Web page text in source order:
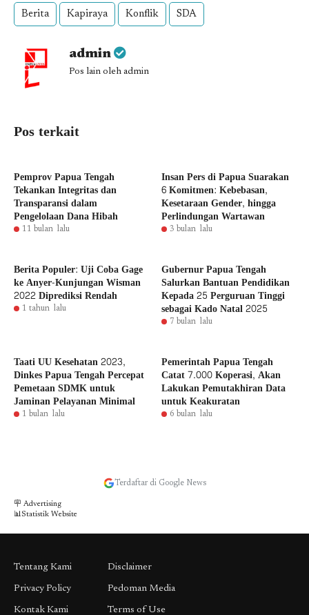
Berita Kapiraya Konflik SDA
admin
Pos lain oleh admin
Pos terkait
Pemprov Papua Tengah
Tekankan Integritas dan
Transparansi dalam
Pengelolaan Dana Hibah
11 bulan lalu
Insan Pers di Papua Suarakan
6 Komitmen: Kebebasan,
Kesetaraan Gender, hingga
Perlindungan Wartawan
3 bulan lalu
Berita Populer: Uji Coba Gage
ke Anyer-Kunjungan Wisman
2022 Diprediksi Rendah
1 tahun lalu
Gubernur Papua Tengah
Salurkan Bantuan Pendidikan
Kepada 25 Perguruan Tinggi
sebagai Kado Natal 2025
7 bulan lalu
Taati UU Kesehatan 2023,
Dinkes Papua Tengah Percepat
Pemetaan SDMK untuk
Jaminan Pelayanan Minimal
1 bulan lalu
Pemerintah Papua Tengah
Catat 7.000 Koperasi, Akan
Lakukan Pemutakhiran Data
untuk Keakuratan
6 bulan lalu
Terdaftar di Google News
🪧 Advertising
📊Statistik Website
Tentang Kami
Privacy Policy
Kontak Kami
Disclaimer
Pedoman Media
Terms of Use